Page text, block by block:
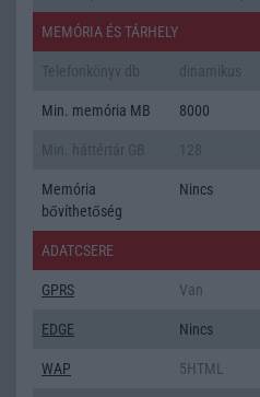
MEMÓRIA ÉS TÁRHELY
Min. memória MB 8000
Memória
bővíthetőség
Nincs
ADATCSERE
GPRS Van
EDGE Nincs
WAP 5HTML